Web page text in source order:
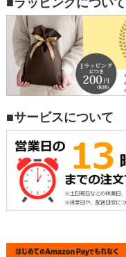
■ラッピングについて
■サービスについて